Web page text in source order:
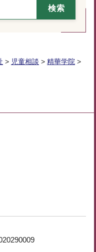
> 児童相談 > 精華学院 >